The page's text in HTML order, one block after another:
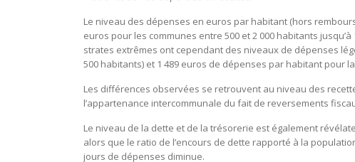
Le niveau des dépenses en euros par habitant (hors
euros pour les communes entre 500 et 2 000 habitants
strates extrêmes ont cependant des niveaux de dépenses
500 habitants) et 1 489 euros de dépenses par habitant pour
Les différences observées se retrouvent au niveau des
l’appartenance intercommunale du fait de reversements
Le niveau de la dette et de la trésorerie est également
alors que le ratio de l’encours de dette rapporté à la
jours de dépenses diminue.